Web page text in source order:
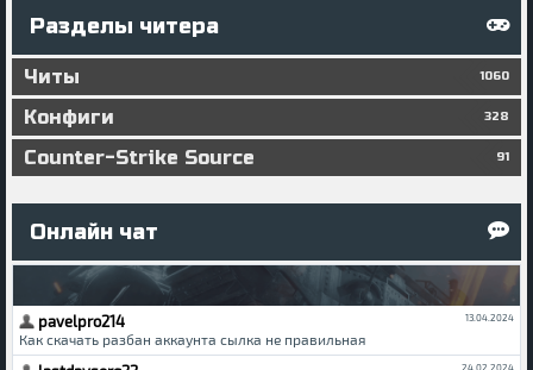
Разделы читера
Читы 1060
Конфиги 328
Counter-Strike Source 91
Онлайн чат